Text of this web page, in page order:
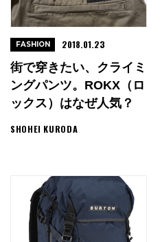
街で穿きたい、クライミ
ングパンツ。ROKX（ロ
ックス）はなぜ人気？
SHOHEI KURODA
FASHION 2018.01.23